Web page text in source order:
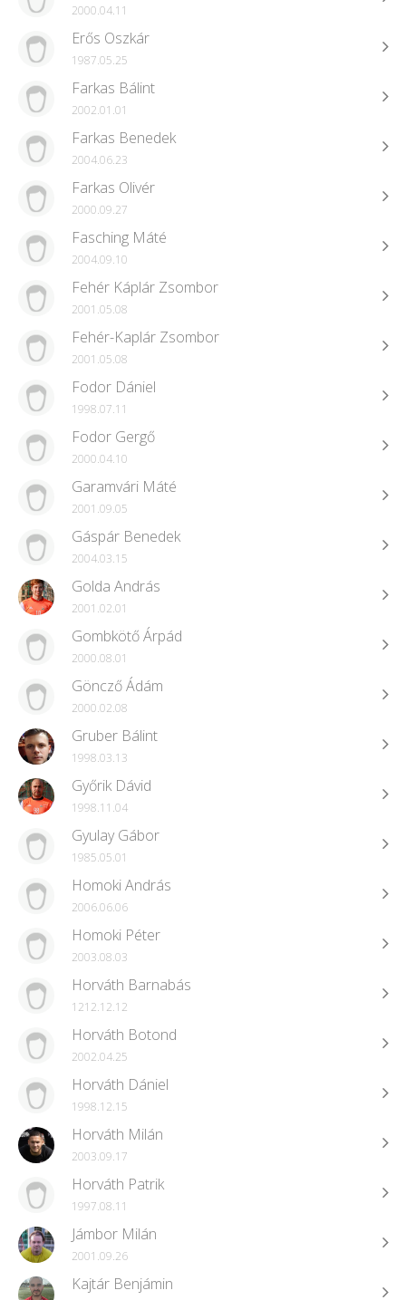
2000.04.11
Erős Oszkár
1987.05.25
Farkas Bálint
2002.01.01
Farkas Benedek
2004.06.23
Farkas Olivér
2000.09.27
Fasching Máté
2004.09.10
Fehér Káplár Zsombor
2001.05.08
Fehér-Kaplár Zsombor
2001.05.08
Fodor Dániel
1998.07.11
Fodor Gergő
2000.04.10
Garamvári Máté
2001.09.05
Gáspár Benedek
2004.03.15
Golda András
2001.02.01
Gombkötő Árpád
2000.08.01
Göncző Ádám
2000.02.08
Gruber Bálint
1998.03.13
Győrik Dávid
1998.11.04
Gyulay Gábor
1985.05.01
Homoki András
2006.06.06
Homoki Péter
2003.08.03
Horváth Barnabás
1212.12.12
Horváth Botond
2002.04.25
Horváth Dániel
1998.12.15
Horváth Milán
2003.09.17
Horváth Patrik
1997.08.11
Jámbor Milán
2001.09.26
Kajtár Benjámin